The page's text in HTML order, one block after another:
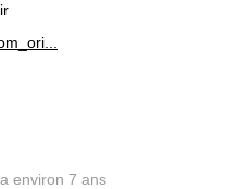
environ 7 ans